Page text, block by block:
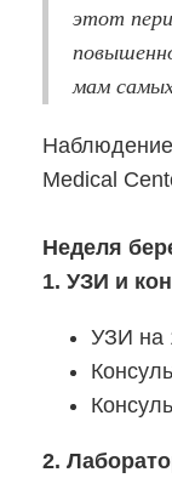
этот
мам
Medical
Неделя
1. УЗИ и
УЗИ на
2.